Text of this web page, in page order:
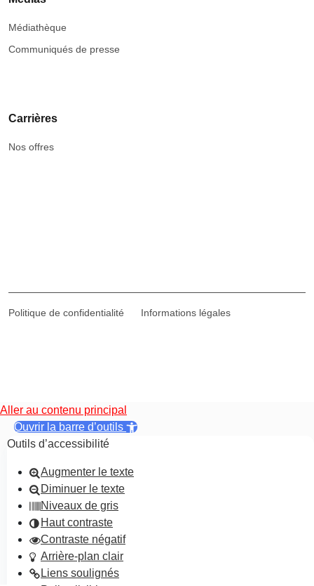
Médiathèque
Communiqués de presse
Carrières
Nos offres
Politique de confidentialité Informations légales
Aller au contenu principal
Ouvrir la barre d’outils
Outils d’accessibilité
Augmenter le texte
Diminuer le texte
Niveaux de gris
Haut contraste
Contraste négatif
Arrière-plan clair
Liens soulignés